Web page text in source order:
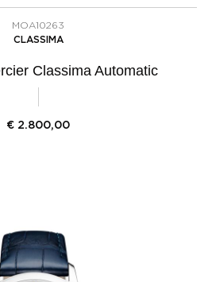
MOA10263
CLASSIMA
Classima Automatic
€ 2.800,00